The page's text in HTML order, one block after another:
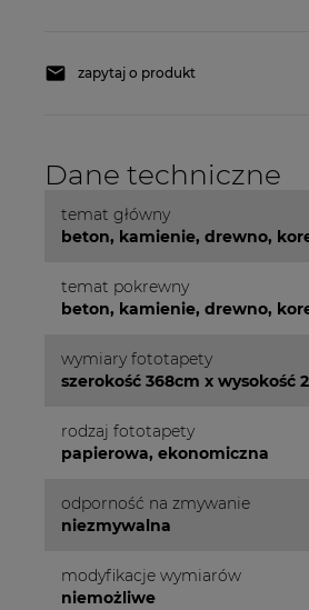
zapytaj o produkt
Dane techniczne
temat główny
beton, kamienie, drewno,
temat pokrewny
beton, kamienie, drewno,
wymiary fototapety
szerokość 368cm x wysokość
rodzaj fototapety
papierowa, ekonomiczna
odporność na zmywanie
niezmywalna
modyfikacje wymiarów
niemożliwe